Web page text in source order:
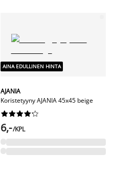
AINA EDULLINEN HINTA
AJANIA
Koristetyyny AJANIA 45x45 beige






6,-/KPL